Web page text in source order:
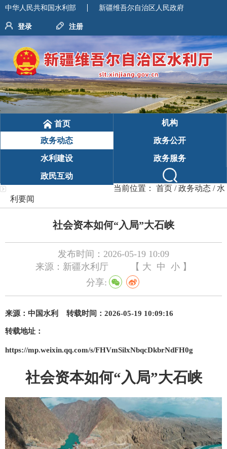
中华人民共和国水利部 新疆维吾尔自治区人民政府
登录 注册
首页 机构
政务动态 政务公开
水利建设 政务服务
政民互动
当前位置： 首页 /政务动态 /水
利要闻
社会资本如何“入局”大石峡
发布时间：2026-05-19 10:09
来源：新疆水利厅
【 大 中 小 】
分享:
来源： 中国水利 转载时间：2026-05-19 10:09:16
转载地址：
https://mp.weixin.qq.com/s/FHVmSilxNbqcDkbrNdFH0g
社会资本如何“入局”大石峡